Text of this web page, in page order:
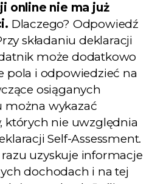
online nie ma już
Dlaczego? Odpowiedź
składaniu deklaracji
może dodatkowo
pola i odpowiedzieć na
osiąganych
można wykazać
których nie uwzględnia
Self-Assessment.
razu uzyskuje informacje
dochodach i na tej